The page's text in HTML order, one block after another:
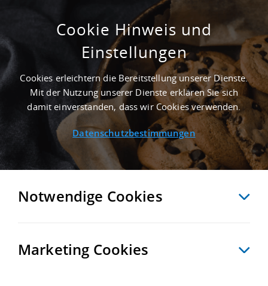
SUCHE ANPASSEN
155 Treffer anzeigen
155
Cookie Hinweis und
Einstellungen
Cookies erleichtern die Bereitstellung unserer Dienste.
Mit der Nutzung unserer Dienste erklären Sie sich
damit einverstanden, dass wir Cookies verwenden.
Datenschutzbestimmungen
Notwendige Cookies
Marketing Cookies